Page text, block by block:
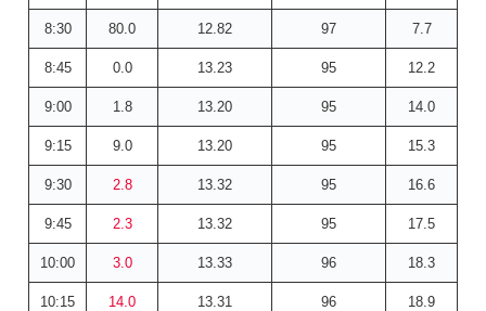
8:30 80.0 12.82 97 7.7
8:45 0.0 13.23 95 12.2
9:00 1.8 13.20 95 14.0
9:15 9.0 13.20 95 15.3
9:30 2.8 13.32 95 16.6
9:45 2.3 13.32 95 17.5
10:00 3.0 13.33 96 18.3
10:15 14.0 13.31 96 18.9